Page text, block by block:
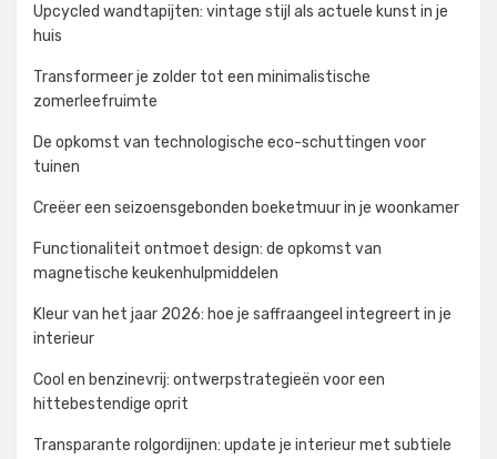
Upcycled wandtapijten: vintage stijl als actuele kunst in je
huis
Transformeer je zolder tot een minimalistische
zomerleefruimte
De opkomst van technologische eco-schuttingen voor
tuinen
Creëer een seizoensgebonden boeketmuur in je woonkamer
Functionaliteit ontmoet design: de opkomst van
magnetische keukenhulpmiddelen
Kleur van het jaar 2026: hoe je saffraangeel integreert in je
interieur
Cool en benzinevrij: ontwerpstrategieën voor een
hittebestendige oprit
Transparante rolgordijnen: update je interieur met subtiele